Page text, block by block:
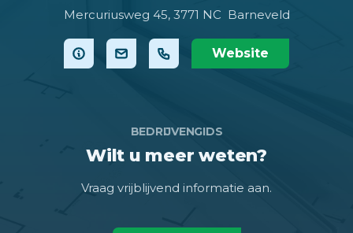
Mercuriusweg 45, 3771 NC Barneveld
Website
BEDRIJVENGIDS
Wilt u meer weten?
Vraag vrijblijvend informatie aan.